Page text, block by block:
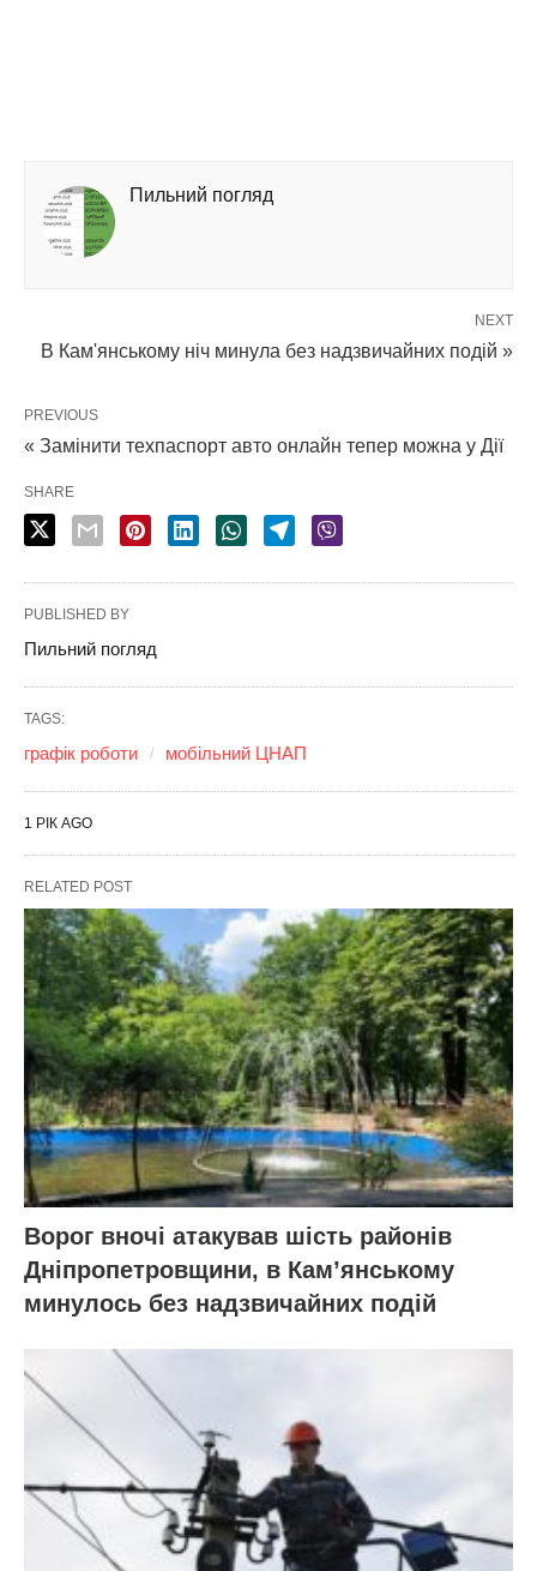
Пильний погляд
NEXT
В Кам'янському ніч минула без надзвичайних подій »
PREVIOUS
« Замінити техпаспорт авто онлайн тепер можна у Дії
SHARE
PUBLISHED BY
Пильний погляд
TAGS:
графік роботи мобільний ЦНАП
1 РІК AGO
RELATED POST
Ворог вночі атакував шість районів
Дніпропетровщини, в Кам’янському
минулось без надзвичайних подій